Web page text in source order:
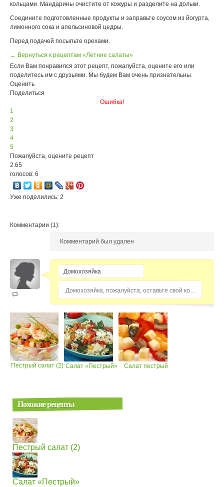
кольцами. Мандарины очистите от кожуры и разделите на дольки.
Соедините подготовленные продукты и заправьте соусом из йогурта,
лимонного сока и апельсиновой цедры.
Перед подачей посыпьте орехами.
← Вернуться к рецептам «Летние салаты»
Если Вам понравился этот рецепт, пожалуйста, оцените его или
поделитесь им с друзьями. Мы будем Вам очень признательны.
Оценить
Поделиться
Ошибка!
1
2
3
4
5
Пожалуйста, оцените рецепт
2.65
голосов: 6
Уже поделились: 2
Комментарии (1):
Комментарий был удален
Домохозяйка, пожалуйста, оставьте свой комментарий...
Пестрый салат (2) Салат «Пестрый» Салат пестрый
Похожие рецепты
Пестрый салат (2)
Салат «Пестрый»